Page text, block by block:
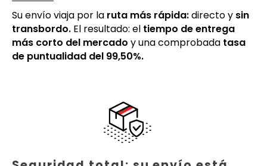
Su envío viaja por la ruta más rápida:directo y sin
transbordo. El resultado: el tiempo de entrega
más corto del mercado y una comprobada tasa
de puntualidad del 99,50%.